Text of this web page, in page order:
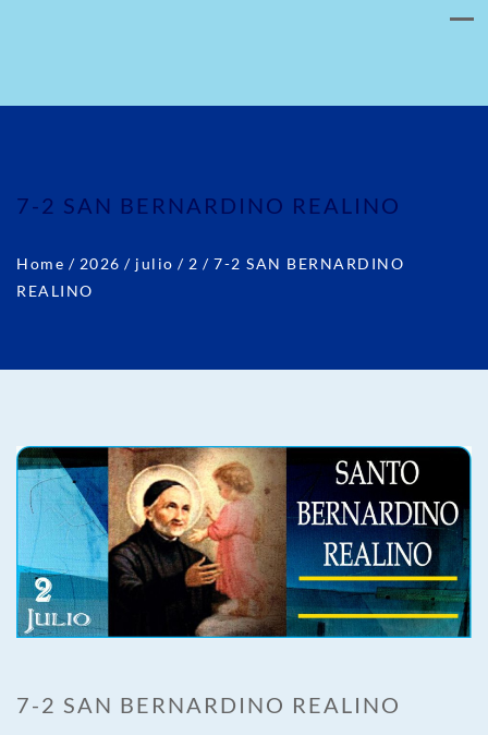
7-2 SAN BERNARDINO REALINO
Home / 2026 / julio / 2 / 7-2 SAN BERNARDINO
REALINO
7-2 SAN BERNARDINO REALINO